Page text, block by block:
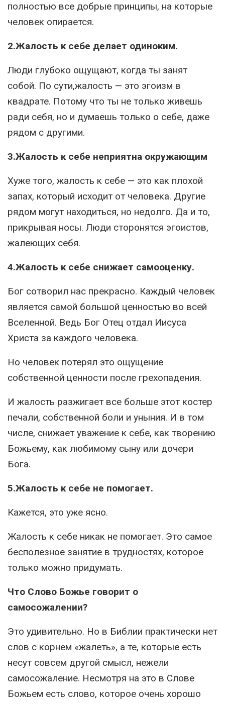
полностью все добрые принципы, на которые
человек опирается.
2.Жалость к себе делает одиноким.
Люди глубоко ощущают, когда ты занят
собой. По сути,жалость — это эгоизм в
квадрате. Потому что ты не только живешь
ради себя, но и думаешь только о себе, даже
рядом с другими.
3.Жалость к себе неприятна окружающим
Хуже того, жалость к себе — это как плохой
запах, который исходит от человека. Другие
рядом могут находиться, но недолго. Да и то,
прикрывая носы. Люди сторонятся эгоистов,
жалеющих себя.
4.Жалость к себе снижает самооценку.
Бог сотворил нас прекрасно. Каждый человек
является самой большой ценностью во всей
Вселенной. Ведь Бог Отец отдал Иисуса
Христа за каждого человека.
Но человек потерял это ощущение
собственной ценности после грехопадения.
И жалость разжигает все больше этот костер
печали, собственной боли и уныния. И в том
числе, снижает уважение к себе, как творению
Божьему, как любимому сыну или дочери
Бога.
5.Жалость к себе не помогает.
Кажется, это уже ясно.
Жалость к себе никак не помогает. Это самое
бесполезное занятие в трудностях, которое
только можно придумать.
Что Слово Божье говорит о
самосожалении?
Это удивительно. Но в Библии практически нет
слов с корнем «жалеть», а те, которые есть
несут совсем другой смысл, нежели
самосожаление. Несмотря на это в Слове
Божьем есть слово, которое очень хорошо